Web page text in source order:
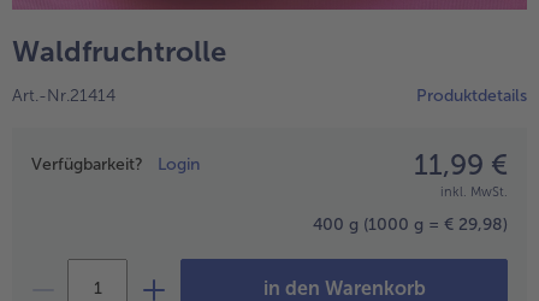
alle Küchenutensilien
alle bofrost*free
alle bofrost*plus.
Pflanzliche Alternativprodukte
Waldfruchtrolle
Art.-Nr.21414 Produktdetails
Preisangabe
Verfügbarkeit? Login 11,99 €
inkl. MwSt.
400 g (1000 g = € 29,98)
in den Warenkorb